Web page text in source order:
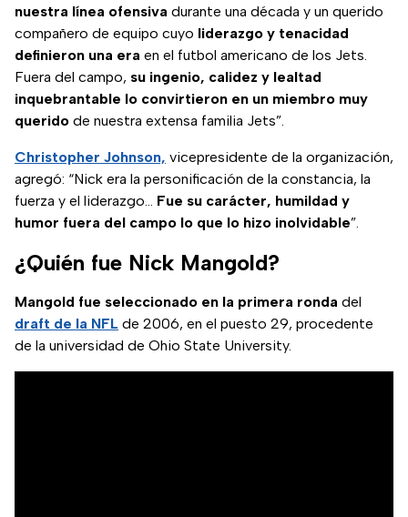
nuestra línea ofensiva durante una década y un querido
compañero de equipo cuyo liderazgo y tenacidad
definieron una era en el futbol americano de los Jets.
Fuera del campo, su ingenio, calidez y lealtad
inquebrantable lo convirtieron en un miembro muy
querido de nuestra extensa familia Jets”.
Christopher Johnson, vicepresidente de la organización,
agregó: “Nick era la personificación de la constancia, la
fuerza y el liderazgo… Fue su carácter, humildad y
humor fuera del campo lo que lo hizo inolvidable”.
¿Quién fue Nick Mangold?
Mangold fue seleccionado en la primera ronda del
draft de la NFL de 2006, en el puesto 29, procedente
de la universidad de Ohio State University.